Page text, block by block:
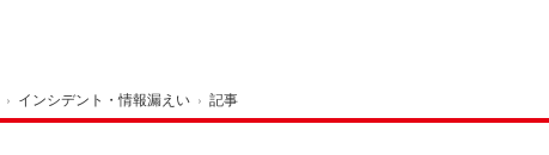
› インシデント・情報漏えい › 記事